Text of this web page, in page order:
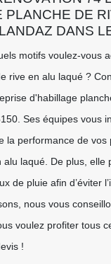
PLANCHE DE
DANS
motifs voulez-vous
rive en alu laqué ?
d'habillage
Ses équipes vous
la performance de vos
alu laqué. De plus, elle
de pluie afin d’éviter
nous vous
voulez profiter tous
!